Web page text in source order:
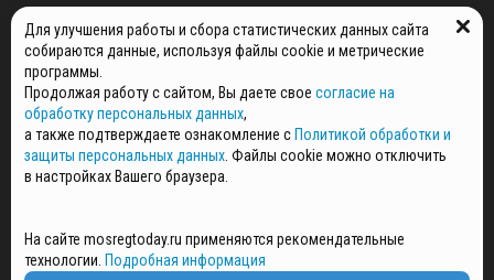
© 2026 ПРАВА НА ВСЕ МАТЕРИАЛЫ САЙТА ПРИНАДЛЕЖАТ ГАУ МО "ЦИФРОВЫЕ
МЕДИА" (ОГРН: 1255000059467).
ПОЛИТИКА ОБРАБОТКИ И ЗАЩИТЫ ПЕРСОНАЛЬНЫХ ДАННЫХ
НОВОСТИ
ГАЗЕТЫ
РЕКЛАМОДАТЕЛЯМ
СПЕЦПРОЕКТЫ
СТАТЬИ
Для улучшения работы и сбора статистических данных сайта
собираются данные, используя файлы cookie и метрические
программы.
Продолжая работу с сайтом, Вы даете свое согласие на
обработку персональных данных,
а также подтверждаете ознакомление с Политикой обработки и
защиты персональных данных . Файлы cookie можно отключить
в настройках Вашего браузера.
На сайте mosregtoday.ru применяются рекомендательные
технологии. Подробная информация